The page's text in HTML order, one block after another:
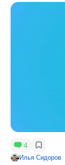
4
Илья Сидоров